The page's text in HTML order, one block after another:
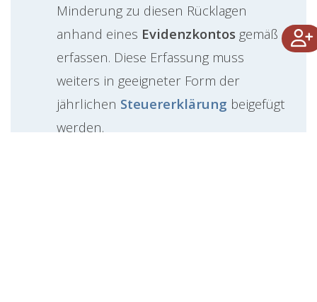
Minderung zu diesen Rücklagen
anhand eines Evidenzkontos gemäß
erfassen. Diese Erfassung muss
weiters in geeigneter Form der
jährlichen Steuererklärung beigefügt
werden.